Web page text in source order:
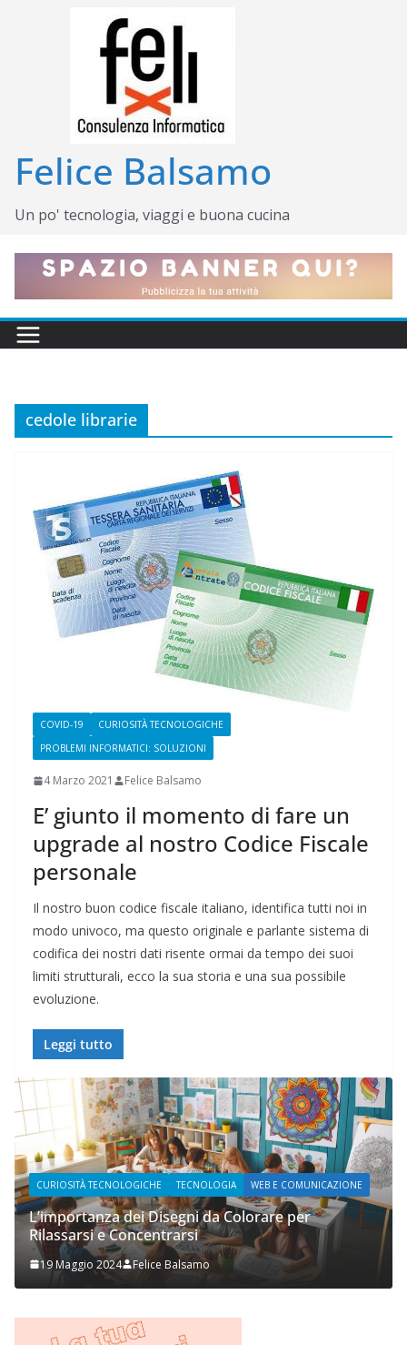
Felice Balsamo
Un po' tecnologia, viaggi e buona cucina
cedole librarie
COVID-19
CURIOSITÀ TECNOLOGICHE
PROBLEMI INFORMATICI: SOLUZIONI
4 Marzo 2021 Felice Balsamo
E’ giunto il momento di fare un
upgrade al nostro Codice Fiscale
personale
Il nostro buon codice fiscale italiano, identifica tutti noi in
modo univoco, ma questo originale e parlante sistema di
codifica dei nostri dati risente ormai da tempo dei suoi
limiti strutturali, ecco la sua storia e una sua possibile
evoluzione.
Leggi tutto
CURIOSITÀ TECNOLOGICHE TECNOLOGIA WEB E COMUNICAZIONE
L’importanza dei Disegni da Colorare per
Rilassarsi e Concentrarsi
19 Maggio 2024 Felice Balsamo